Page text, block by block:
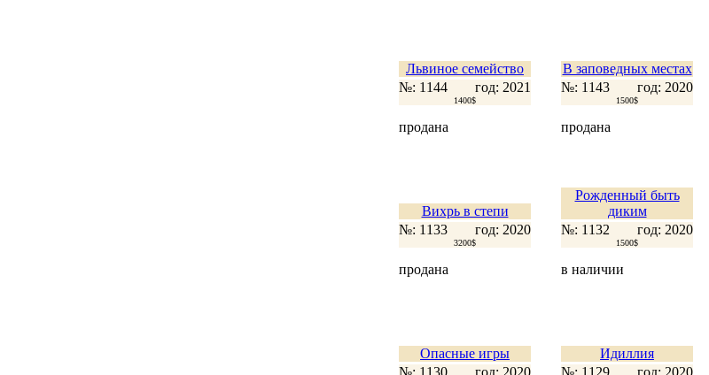
Львиное семейство
№: 1144
год: 2021
1400$
продана
В заповедных местах
№: 1143
год: 2020
1500$
продана
Вихрь в степи
№: 1133
год: 2020
3200$
продана
Рожденный быть
диким
№: 1132
год: 2020
1500$
в наличии
Опасные игры
№: 1130
год: 2020
Идиллия
№: 1129
год: 2020